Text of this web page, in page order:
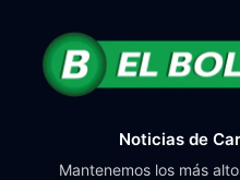
Noticias de
Mantenemos los más